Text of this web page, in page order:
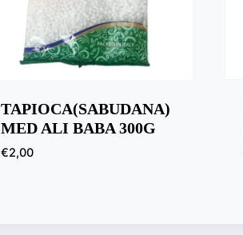
TAPIOCA(SABUDANA)
MED ALI BABA 300G
€2,00